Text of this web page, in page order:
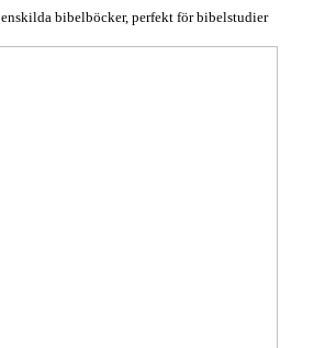
enskilda bibelböcker, perfekt för bibelstudier